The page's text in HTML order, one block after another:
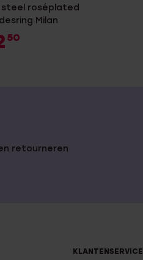
steel roséplated
Milan
50
retourneren
KLANTENSERVICE